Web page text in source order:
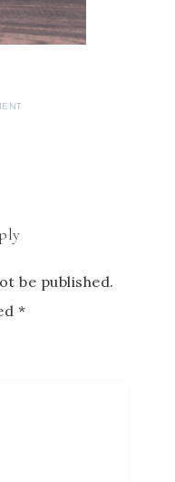
be published.
*